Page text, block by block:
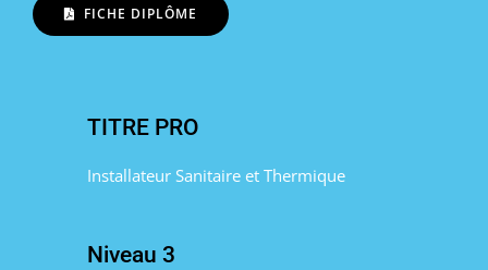
FICHE DIPLÔME
TITRE PRO
Installateur Sanitaire et Thermique
Niveau 3